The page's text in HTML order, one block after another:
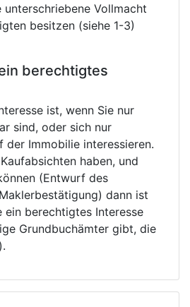
unterschriebene Vollmacht
besitzen (siehe 1-3)
berechtigtes
ist, wenn Sie nur
sind, oder sich nur
der Immobilie interessieren.
haben, und
(Entwurf des
dann ist
ein berechtigtes Interesse
Grundbuchämter gibt, die